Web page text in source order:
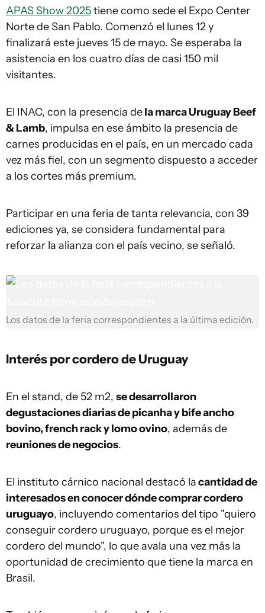
APAS Show 2025tiene como sede el Expo Center
Norte de San Pablo. Comenzó el lunes 12 y
finalizará este jueves 15 de mayo. Se esperaba la
asistencia en los cuatro días de casi 150 mil
visitantes.
El INAC, con la presencia dela marca Uruguay Beef
& Lamb, impulsa en ese ámbito la presencia de
carnes producidas en el país, en un mercado cada
vez más fiel, con un segmento dispuesto a acceder
a los cortes más premium.
Participar en una feria de tanta relevancia, con 39
ediciones ya, se considera fundamental para
reforzar la alianza con el país vecino, se señaló.
Los datos de la feria correspondientes a la última edición.
Interés por cordero de Uruguay
En el stand, de 52 m2, se desarrollaron
degustaciones diarias de picanha y bife ancho
bovino, french rack y lomo ovino, además de
reuniones de negocios.
El instituto cárnico nacional destacó lacantidad de
interesados en conocer dónde comprar cordero
uruguayo, incluyendo comentarios del tipo "quiero
conseguir cordero uruguayo, porque es el mejor
cordero del mundo", lo que avala una vez más la
oportunidad de crecimiento que tiene la marca en
Brasil.